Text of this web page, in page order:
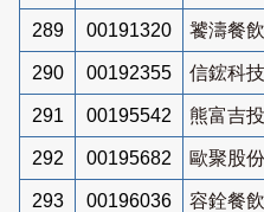
289 00191320 饕濤餐
290 00192355 信鋐科
291 00195542 熊富吉
292 00195682 歐聚股
293 00196036 容銓餐